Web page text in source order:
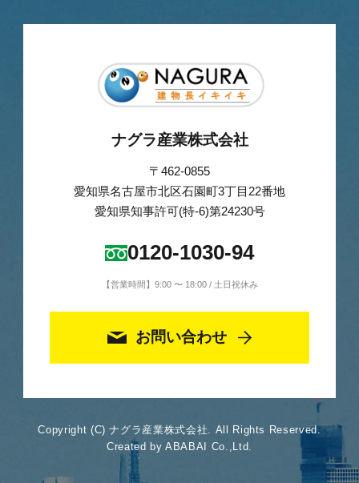
Copyright (C) ナグラ産業株式会社. All Rights Reserved.
Created by ABABAI Co.,Ltd.
ナグラ産業株式会社
〒462-0855
愛知県名古屋市北区石園町3丁目22番地
愛知県知事許可(特-6)第24230号
0120-1030-94
【営業時間】9:00 〜 18:00 / 土日祝休み
お問い合わせ